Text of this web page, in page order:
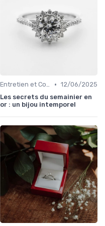
Entretien et Conservation des Bijoux • 12/06/2025
Les secrets du semainier en
or : un bijou intemporel